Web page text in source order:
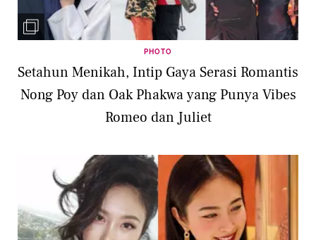
PHOTO
Setahun Menikah, Intip Gaya Serasi Romantis
Nong Poy dan Oak Phakwa yang Punya Vibes
Romeo dan Juliet